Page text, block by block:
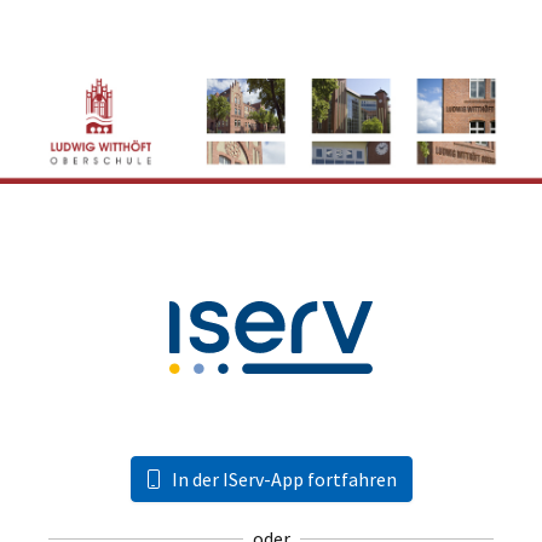
In der IServ-App fortfahren